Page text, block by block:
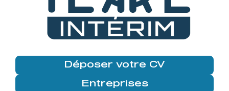
Déposer votre CV
Entreprises